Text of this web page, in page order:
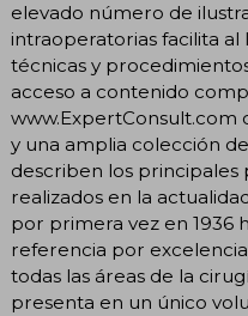
elevado número de
intraoperatorias facilita
técnicas y
acceso a contenido
www.ExpertConsult.com
y una amplia colección
describen los
realizados en la
por primera vez en 1936
referencia por
todas las áreas de la
presenta en un único